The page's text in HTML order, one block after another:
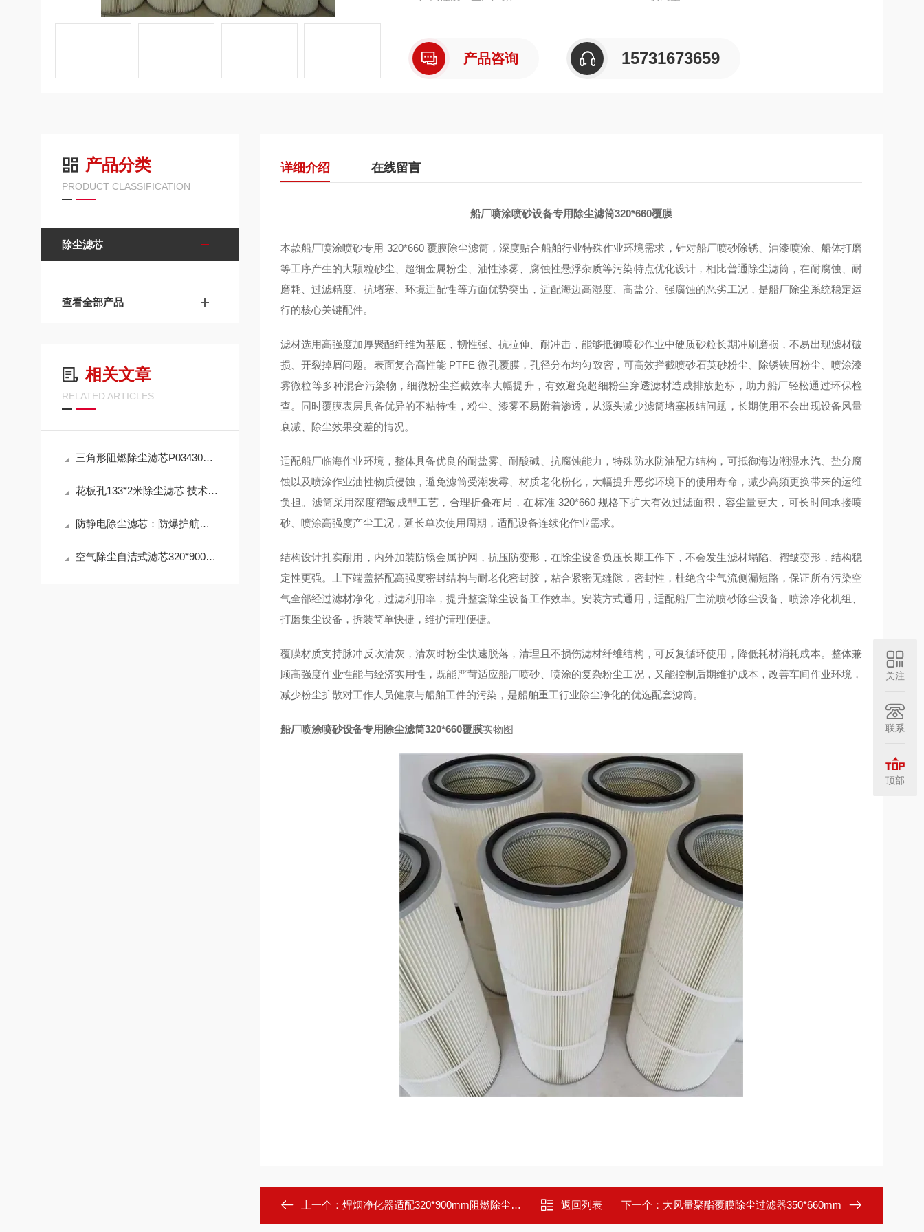
产品咨询 15731673659
产品分类
PRODUCT CLASSIFICATION
除尘滤芯
查看全部产品
相关文章
RELATED ARTICLES
三角形阻燃除尘滤芯P034303 工作原理
花板孔133*2米除尘滤芯 技术参数
防静电除尘滤芯：防爆护航，高效除尘，守护高危工况安全
空气除尘自洁式滤芯320*900mm 性能
详细介绍 在线留言
船厂喷涂喷砂设备专用除尘滤筒320*660覆膜
本款船厂喷涂喷砂专用 320*660 覆膜除尘滤筒，深度贴合船舶行业特殊作业环境需求，针对船厂喷砂除锈、油漆喷涂、船体打磨
等工序产生的大颗粒砂尘、超细金属粉尘、油性漆雾、腐蚀性悬浮杂质等污染特点优化设计，相比普通除尘滤筒，在耐腐蚀、耐
磨耗、过滤精度、抗堵塞、环境适配性等方面优势突出，适配海边高湿度、高盐分、强腐蚀的恶劣工况，是船厂除尘系统稳定运
行的核心关键配件。
滤材选用高强度加厚聚酯纤维为基底，韧性强、抗拉伸、耐冲击，能够抵御喷砂作业中硬质砂粒长期冲刷磨损，不易出现滤材破
损、开裂掉屑问题。表面复合高性能 PTFE 微孔覆膜，孔径分布均匀致密，可高效拦截喷砂石英砂粉尘、除锈铁屑粉尘、喷涂漆
雾微粒等多种混合污染物，细微粉尘拦截效率大幅提升，有效避免超细粉尘穿透滤材造成排放超标，助力船厂轻松通过环保检
查。同时覆膜表层具备优异的不粘特性，粉尘、漆雾不易附着渗透，从源头减少滤筒堵塞板结问题，长期使用不会出现设备风量
衰减、除尘效果变差的情况。
适配船厂临海作业环境，整体具备优良的耐盐雾、耐酸碱、抗腐蚀能力，特殊防水防油配方结构，可抵御海边潮湿水汽、盐分腐
蚀以及喷涂作业油性物质侵蚀，避免滤筒受潮发霉、材质老化粉化，大幅提升恶劣环境下的使用寿命，减少高频更换带来的运维
负担。滤筒采用深度褶皱成型工艺，合理折叠布局，在标准 320*660 规格下扩大有效过滤面积，容尘量更大，可长时间承接喷
砂、喷涂高强度产尘工况，延长单次使用周期，适配设备连续化作业需求。
结构设计扎实耐用，内外加装防锈金属护网，抗压防变形，在除尘设备负压长期工作下，不会发生滤材塌陷、褶皱变形，结构稳
定性更强。上下端盖搭配高强度密封结构与耐老化密封胶，粘合紧密无缝隙，密封性，杜绝含尘气流侧漏短路，保证所有污染空
气全部经过滤材净化，过滤利用率，提升整套除尘设备工作效率。安装方式通用，适配船厂主流喷砂除尘设备、喷涂净化机组、
打磨集尘设备，拆装简单快捷，维护清理便捷。
覆膜材质支持脉冲反吹清灰，清灰时粉尘快速脱落，清理且不损伤滤材纤维结构，可反复循环使用，降低耗材消耗成本。整体兼
顾高强度作业性能与经济实用性，既能严苛适应船厂喷砂、喷涂的复杂粉尘工况，又能控制后期维护成本，改善车间作业环境，
减少粉尘扩散对工作人员健康与船舶工件的污染，是船舶重工行业除尘净化的优选配套滤筒。
船厂喷涂喷砂设备专用除尘滤筒320*660覆膜实物图
上一个： 焊烟净化器适配320*900mm阻燃除尘滤筒 返回列表 下一个： 大风量聚酯覆膜除尘过滤器350*660mm
关注
联系
顶部